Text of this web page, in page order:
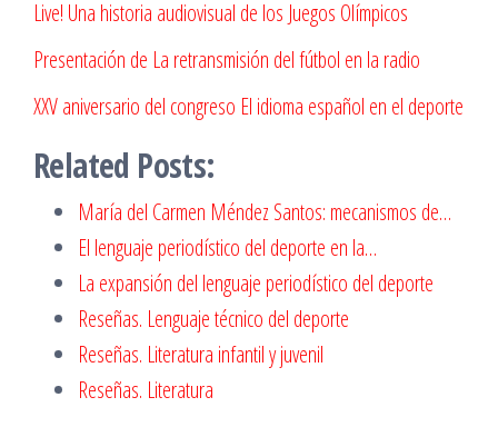
Live! Una historia audiovisual de los Juegos Olímpicos
Presentación de La retransmisión del fútbol en la radio
XXV aniversario del congreso El idioma español en el deporte
Related Posts:
María del Carmen Méndez Santos: mecanismos de…
El lenguaje periodístico del deporte en la…
La expansión del lenguaje periodístico del deporte
Reseñas. Lenguaje técnico del deporte
Reseñas. Literatura infantil y juvenil
Reseñas. Literatura